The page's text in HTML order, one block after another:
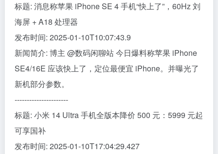
标题: 消息称苹果 iPhone SE 4 手机“快上了”，60Hz 刘
海屏 + A18 处理器
发布时间: 2025-01-10T10:07:43.9
新闻简介: 博主 @数码闲聊站 今日爆料称苹果 iPhone
SE4/16E 应该快上了，定位最便宜 iPhone。并曝光了
新机部分参数。
----------------------
标题: 小米 14 Ultra 手机全版本降价 500 元：5999 元起
可享国补
发布时间: 2025-01-10T17:04:29.427